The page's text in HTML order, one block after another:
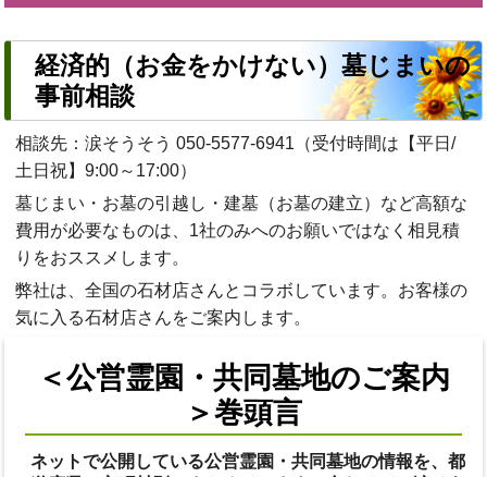
経済的（お金をかけない）墓じまいの
事前相談
相談先：涙そうそう050-5577-6941 （受付時間は【平日/
土日祝】9:00～17:00）
墓じまい・お墓の引越し・建墓（お墓の建立）など高額な
費用が必要なものは、1社のみへのお願いではなく相見積
りをおススメします。
弊社は、全国の石材店さんとコラボしています。お客様の
気に入る石材店さんをご案内します。
＜公営霊園・共同墓地のご案内
＞巻頭言
ネットで公開している公営霊園・共同墓地の情報を、都